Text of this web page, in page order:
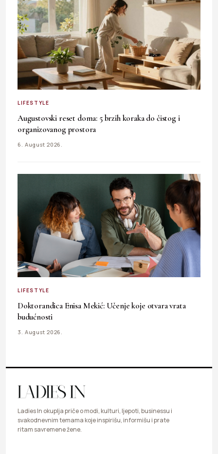
LIFESTYLE
Augustovski reset doma: 5 brzih koraka do čistog i
organizovanog prostora
6. August 2026.
LIFESTYLE
Doktorandica Enisa Mekić: Učenje koje otvara vrata
budućnosti
3. August 2026.
Ladies In okuplja priče o modi, kulturi, ljepoti, businessu i
svakodnevnim temama koje inspirišu, informišu i prate
ritam savremene žene.